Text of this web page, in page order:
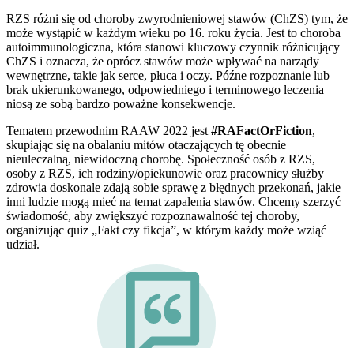
RZS różni się od choroby zwyrodnieniowej stawów (ChZS) tym, że
może wystąpić w każdym wieku po 16. roku życia. Jest to choroba
autoimmunologiczna, która stanowi kluczowy czynnik różnicujący
ChZS i oznacza, że ​​oprócz stawów może wpływać na narządy
wewnętrzne, takie jak serce, płuca i oczy. Późne rozpoznanie lub
brak ukierunkowanego, odpowiedniego i terminowego leczenia
niosą ze sobą bardzo poważne konsekwencje.
Tematem przewodnim RAAW 2022 jest #RAFactOrFiction,
skupiając się na obalaniu mitów otaczających tę obecnie
nieuleczalną, niewidoczną chorobę. Społeczność osób z RZS,
osoby z RZS, ich rodziny/opiekunowie oraz pracownicy służby
zdrowia doskonale zdają sobie sprawę z błędnych przekonań, jakie
inni ludzie mogą mieć na temat zapalenia stawów. Chcemy szerzyć
świadomość, aby zwiększyć rozpoznawalność tej choroby,
organizując quiz „Fakt czy fikcja”, w którym każdy może wziąć
udział.